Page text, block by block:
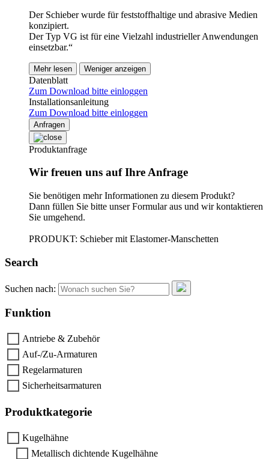
Der Schieber wurde für feststoffhaltige und abrasive Medien
konzipiert.
Der Typ VG ist für eine Vielzahl industrieller Anwendungen
einsetzbar.“
Mehr lesen Weniger anzeigen
Datenblatt
Zum Download bitte einloggen
Installationsanleitung
Zum Download bitte einloggen
Anfragen
Produktanfrage
Wir freuen uns auf Ihre Anfrage
Sie benötigen mehr Informationen zu diesem Produkt?
Dann füllen Sie bitte unser Formular aus und wir kontaktieren
Sie umgehend.
PRODUKT: Schieber mit Elastomer-Manschetten
Search
Suchen nach:
Funktion
Antriebe & Zubehör
Auf-/Zu-Armaturen
Regelarmaturen
Sicherheitsarmaturen
Produktkategorie
Kugelhähne
Metallisch dichtende Kugelhähne